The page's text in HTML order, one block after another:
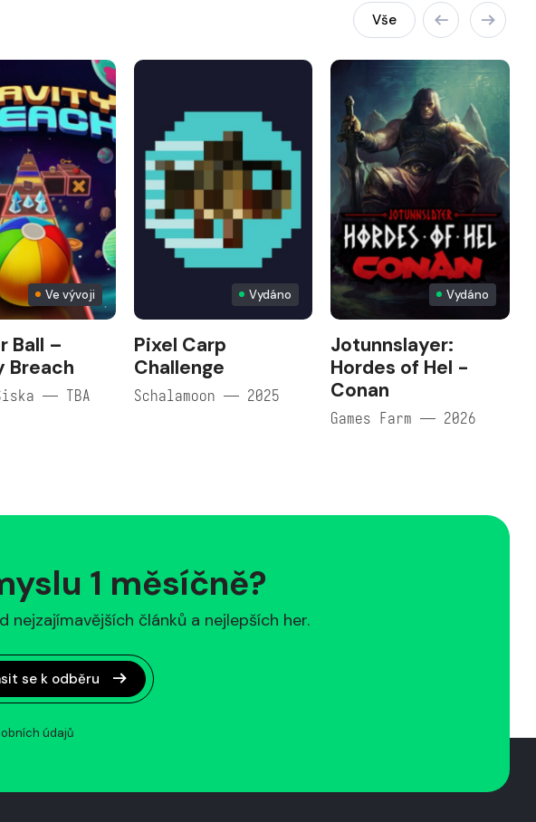
Vše
Ve vývoji
Ball –
Breach
— TBA
Vydáno
Pixel Carp
Challenge
Schalamoon — 2025
Vydáno
Jotunnslayer:
Hordes of Hel -
Conan
Games Farm — 2026
1 měsíčně?
článků a nejlepších her.
se k odběru
údajů